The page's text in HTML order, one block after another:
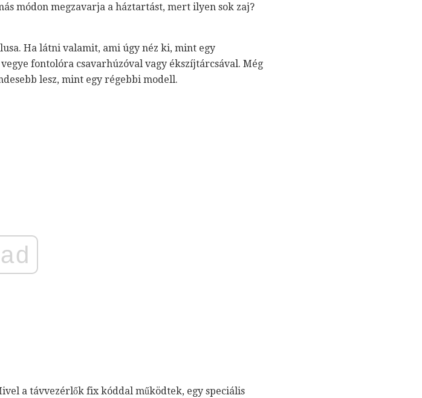
módon megzavarja a háztartást, mert ilyen sok zaj?
Ha látni valamit, ami úgy néz ki, mint egy
fontolóra csavarhúzóval vagy ékszíjtárcsával. Még
lesz, mint egy régebbi modell.
ad
a távvezérlők fix kóddal működtek, egy speciális